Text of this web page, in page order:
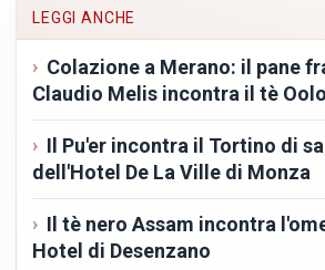
LEGGI ANCHE
Colazione a Merano: il pane
Claudio Melis incontra il tè
Il Pu'er incontra il Tortino di
dell'Hotel De La Ville di Monza
Il tè nero Assam incontra
Hotel di Desenzano